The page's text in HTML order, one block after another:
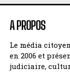
A PROPOS
Le média
en 2006 et
judiciaire,